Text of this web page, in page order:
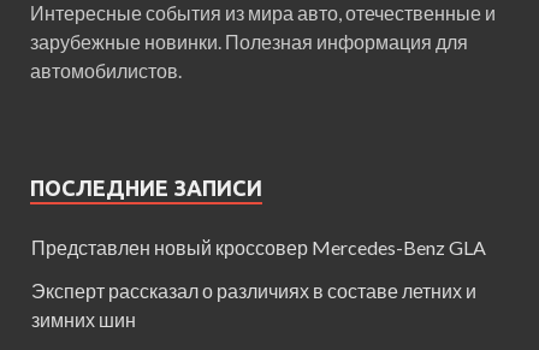
Интересные события из мира авто, отечественные и
зарубежные новинки. Полезная информация для
автомобилистов.
ПОСЛЕДНИЕ ЗАПИСИ
Представлен новый кроссовер Mercedes-Benz GLA
Эксперт рассказал о различиях в составе летних и
зимних шин